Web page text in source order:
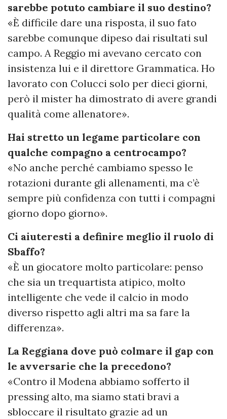
sarebbe potuto cambiare il suo destino?
«È difficile dare una risposta, il suo fato
sarebbe comunque dipeso dai risultati sul
campo. A Reggio mi avevano cercato con
insistenza lui e il direttore Grammatica. Ho
lavorato con Colucci solo per dieci giorni,
però il mister ha dimostrato di avere grandi
qualità come allenatore».
Hai stretto un legame particolare con
qualche compagno a centrocampo?
«No anche perché cambiamo spesso le
rotazioni durante gli allenamenti, ma c’è
sempre più confidenza con tutti i compagni
giorno dopo giorno».
Ci aiuteresti a definire meglio il ruolo di
Sbaffo?
«È un giocatore molto particolare: penso
che sia un trequartista atipico, molto
intelligente che vede il calcio in modo
diverso rispetto agli altri ma sa fare la
differenza».
La Reggiana dove può colmare il gap con
le avversarie che la precedono?
«Contro il Modena abbiamo sofferto il
pressing alto, ma siamo stati bravi a
sbloccare il risultato grazie ad un